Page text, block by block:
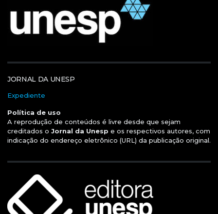
JORNAL DA UNESP
Expediente
Política de uso
A reprodução de conteúdos é livre desde que sejam
creditados o Jornal da Unesp e os respectivos autores, com
indicação do endereço eletrônico (URL) da publicação original.